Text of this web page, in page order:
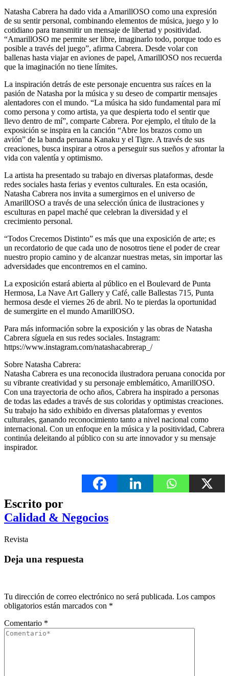
Natasha Cabrera ha dado vida a AmarillOSO como una expresión
de su sentir personal, combinando elementos de música, juego y lo
cotidiano para transmitir un mensaje de libertad y positividad.
“AmarillOSO me permite ser libre, imaginarlo todo, porque todo es
posible a través del juego”, afirma Cabrera. Desde volar con
ballenas hasta viajar en aviones de papel, AmarillOSO nos recuerda
que la imaginación no tiene límites.
La inspiración detrás de este personaje encuentra sus raíces en la
pasión de Natasha por la música y su deseo de compartir mensajes
alentadores con el mundo. “La música ha sido fundamental para mí
como persona y como artista, ya que despierta todo el sentir que
llevo dentro de mí”, comparte Cabrera. Por ejemplo, el título de la
exposición se inspira en la canción “Abre los brazos como un
avión” de la banda peruana Kanaku y el Tigre. A través de sus
creaciones, busca inspirar a otros a perseguir sus sueños y afrontar la
vida con valentía y optimismo.
La artista ha presentado su trabajo en diversas plataformas, desde
redes sociales hasta ferias y eventos culturales. En esta ocasión,
Natasha Cabrera nos invita a sumergirnos en el universo de
AmarillOSO a través de una selección única de ilustraciones y
esculturas en papel maché que celebran la diversidad y el
crecimiento personal.
“Todos Crecemos Distinto” es más que una exposición de arte; es
un recordatorio de que cada uno de nosotros tiene el poder de crear
nuestro propio camino y de alcanzar nuestras metas, sin importar las
adversidades que encontremos en el camino.
La exposición estará abierta al público en el Boulevard de Punta
Hermosa, La Nave Art Gallery y Café, calle Ballestas 715, Punta
hermosa desde el viernes 26 de abril. No te pierdas la oportunidad
de sumergirte en el mundo AmarillOSO.
Para más información sobre la exposición y las obras de Natasha
Cabrera síguela en sus redes sociales. Instagram:
https://www.instagram.com/natashacabrerap_/
Sobre Natasha Cabrera:
Natasha Cabrera es una reconocida ilustradora peruana conocida por
su vibrante creatividad y su personaje emblemático, AmarillOSO.
Con una trayectoria de ocho años, Cabrera ha inspirado a personas
de todas las edades a través de sus coloridas y optimistas creaciones.
Su trabajo ha sido exhibido en diversas plataformas y eventos
culturales, ganando reconocimiento tanto a nivel nacional como
internacional. Con un enfoque en la música y la positividad, Cabrera
continúa deleitando al público con su arte innovador y su mensaje
inspirador.
Escrito por
Calidad & Negocios
Revista
Deja una respuesta
Tu dirección de correo electrónico no será publicada. Los campos
obligatorios están marcados con *
Comentario *